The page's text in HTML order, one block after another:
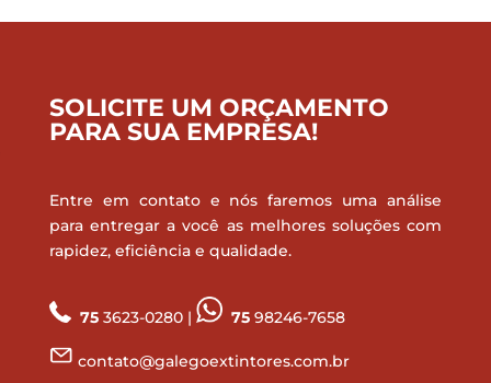
SOLICITE UM ORÇAMENTO
PARA SUA EMPRESA!
Entre em contato e nós faremos uma análise
para entregar a você as melhores soluções com
rapidez, eficiência e qualidade.
753623-0280 | 7598246-7658
contato@galegoextintores.com.br